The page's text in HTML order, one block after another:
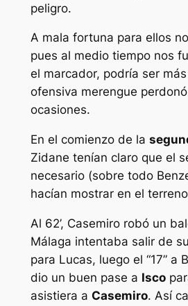
peligro.
A mala fortuna para ellos
pues al medio tiempo nos
el marcador, podría ser
ofensiva merengue
ocasiones.
En el comienzo de la
Zidane tenían claro que el
necesario (sobre todo
hacían mostrar en el
Al 62’, Casemiro robó un
Málaga intentaba salir de
para Lucas, luego el “17” a
dio un buen pase a Isco
asistiera a Casemiro. Así